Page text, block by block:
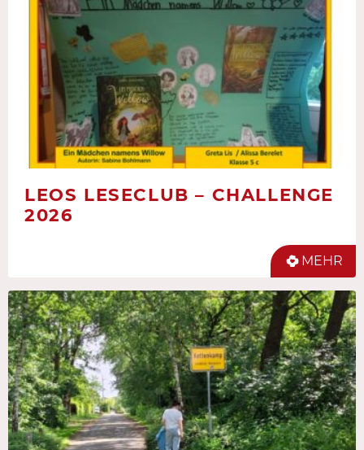
LEOS LESECLUB – CHALLENGE
2026
MEHR